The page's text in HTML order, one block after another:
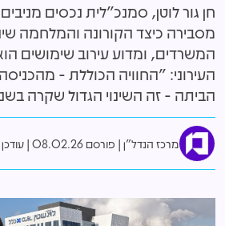
חן גור לוטן, סמנכ"לית נכסים
מסבירה כיצד הקורונה והמלחמה
המשרדים, ומדוע עירוב שימושים
העירוני: "החוויה הכוללת -
הביתה - זה השינוי הגדול שקרה
מרכז הנדל"ן פורסם 08.02.26 | עודכן 18.02.26